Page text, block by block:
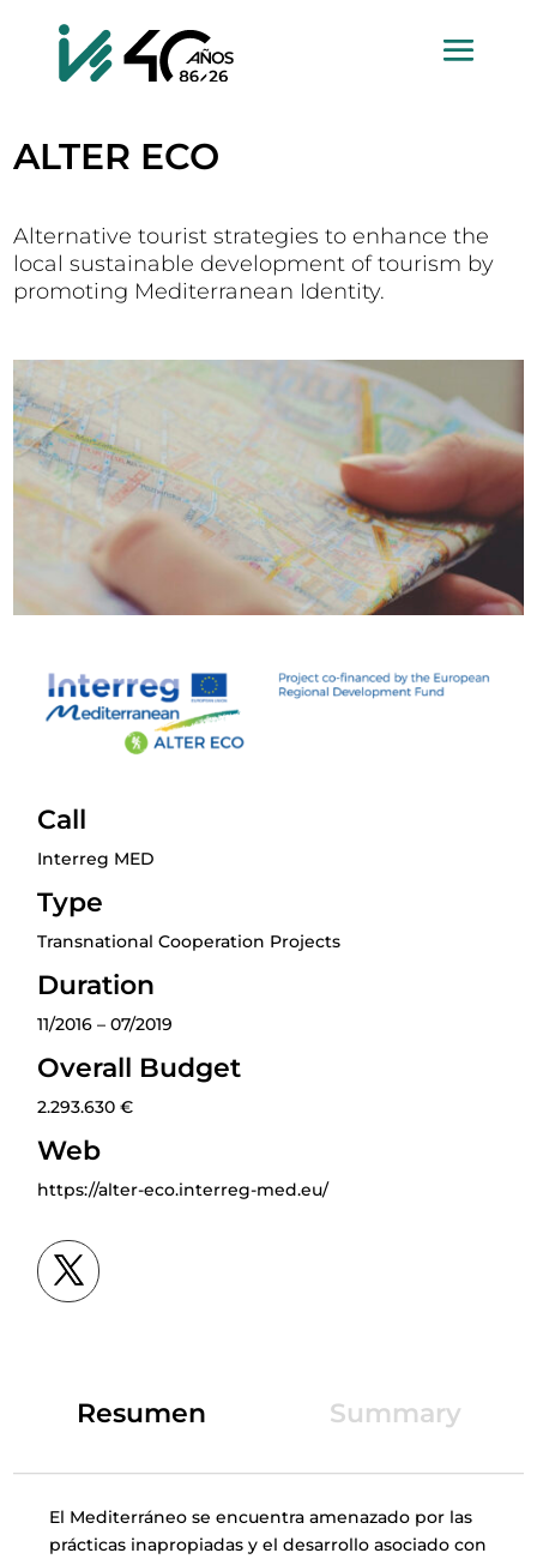
ALTER ECO
Alternative tourist strategies to enhance the
local sustainable development of tourism by
promoting Mediterranean Identity.
Call
Interreg MED
Type
Transnational Cooperation Projects
Duration
11/2016 – 07/2019
Overall Budget
2.293.630 €
Web
https://alter-eco.interreg-med.eu/
Resumen Summary
El Mediterráneo se encuentra amenazado por las
prácticas inapropiadas y el desarrollo asociado con